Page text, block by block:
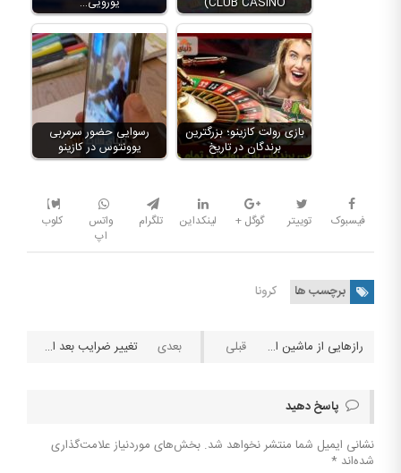
رسوایی حضور سرمربی
یوونتوس در کازینو
بازی رولت کازینو؛ بزرگترین
برندگان در تاریخ
فیسبوک توییتر گوگل + لینکداین تلگرام
واتس
اپ
کلوب
برچسب ها کرونا
رازهایی از ماشین اسلات که کازینو ها نمی خواهند بدانید تغییر ضرایب بعد از شرط بندی؛ و نحوه استفاده سودمندانه از آنها
پاسخ دهید
نشانی ایمیل شما منتشر نخواهد شد. بخش‌های موردنیاز علامت‌گذاری
شده‌اند *